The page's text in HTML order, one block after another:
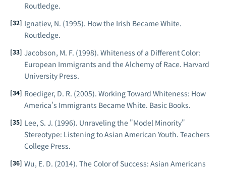
Routledge.
Ignatiev, N. (1995). How the Irish Became White.
Routledge.
Jacobson, M. F. (1998). Whiteness of a Different Color:
European Immigrants and the Alchemy of Race. Harvard
University Press.
Roediger, D. R. (2005). Working Toward Whiteness: How
America's Immigrants Became White. Basic Books.
Lee, S. J. (1996). Unraveling the "Model Minority"
Stereotype: Listening to Asian American Youth. Teachers
College Press.
Wu, E. D. (2014). The Color of Success: Asian Americans